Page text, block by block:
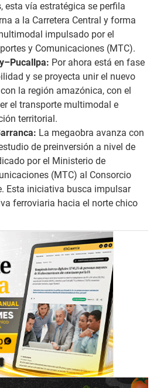
esta vía estratégica se perfila
a la Carretera Central y forma
impulsado por el
y Comunicaciones (MTC).
Por ahora está en fase
y se proyecta unir el nuevo
la región amazónica, con el
el transporte multimodal e
territorial.
La megaobra avanza con
de preinversión a nivel de
por el Ministerio de
(MTC) al Consorcio
Esta iniciativa busca impulsar
ferroviaria hacia el norte chico